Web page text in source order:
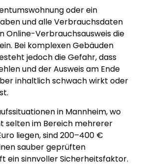
oder ein
und alle Verbrauchsdaten
Online-Verbrauchsausweis die
Bei komplexen Gebäuden
jedoch die Gefahr, dass
und der Ausweis am Ende
inhaltlich schwach wirkt oder
in Mannheim, wo
selten im Bereich mehrerer
liegen, sind 200–400 €
sauber geprüften
ein sinnvoller Sicherheitsfaktor.